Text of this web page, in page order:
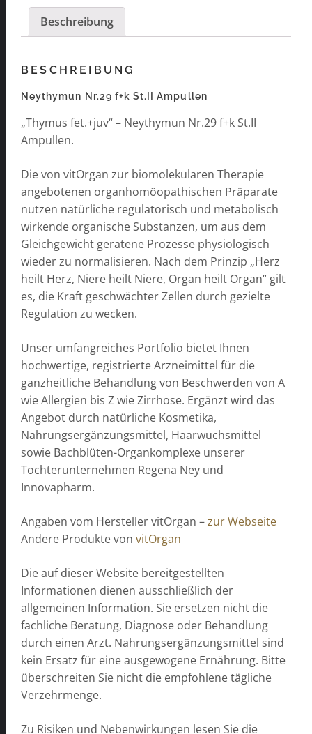
(5x2ml)
MengeBeschreibung
BESCHREIBUNG
Neythymun Nr.29 f+k St.II Ampullen
„Thymus fet.+juv“ – Neythymun Nr.29 f+k St.II
Ampullen.
Die von vitOrgan zur biomolekularen Therapie
angebotenen organhomöopathischen Präparate
nutzen natürliche regulatorisch und metabolisch
wirkende organische Substanzen, um aus dem
Gleichgewicht geratene Prozesse physiologisch
wieder zu normalisieren. Nach dem Prinzip „Herz
heilt Herz, Niere heilt Niere, Organ heilt Organ“ gilt
es, die Kraft geschwächter Zellen durch gezielte
Regulation zu wecken.
Unser umfangreiches Portfolio bietet Ihnen
hochwertige, registrierte Arzneimittel für die
ganzheitliche Behandlung von Beschwerden von A
wie Allergien bis Z wie Zirrhose. Ergänzt wird das
Angebot durch natürliche Kosmetika,
Nahrungsergänzungsmittel, Haarwuchsmittel
sowie Bachblüten-Organkomplexe unserer
Tochterunternehmen Regena Ney und
Innovapharm.
Angaben vom Hersteller vitOrgan –zur Webseite
Andere Produkte von vitOrgan
Die auf dieser Website bereitgestellten
Informationen dienen ausschließlich der
allgemeinen Information. Sie ersetzen nicht die
fachliche Beratung, Diagnose oder Behandlung
durch einen Arzt. Nahrungsergänzungsmittel sind
kein Ersatz für eine ausgewogene Ernährung. Bitte
überschreiten Sie nicht die empfohlene tägliche
Verzehrmenge.
Zu Risiken und Nebenwirkungen lesen Sie die